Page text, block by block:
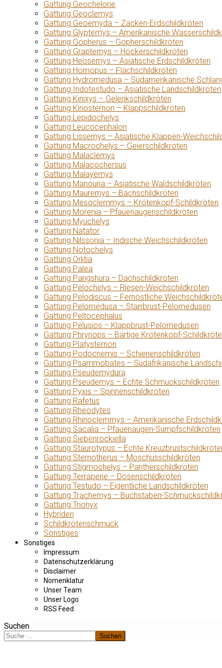
Gattung Geochelone
Gattung Geoclemys
Gattung Geoemyda – Zacken-Erdschildkröten
Gattung Glyptemys – Amerikanische
Gattung Gopherus – Gopherschildkröten
Gattung Graptemys – Höckerschildkröten
Gattung Heosemys – Asiatische Erdschildkröten
Gattung Homopus – Flachschildkröten
Gattung Hydromedusa – Südamerikanische
Gattung Indotestudo – Asiatische Landschildkröten
Gattung Kinixys – Gelenkschildkröten
Gattung Kinosternon – Klappschildkröten
Gattung Lepidochelys
Gattung Leucocephalon
Gattung Lissemys – Asiatische Klappen-
Gattung Macrochelys – Geierschildkröten
Gattung Malaclemys
Gattung Malacochersus
Gattung Malayemys
Gattung Manouria – Asiatische Waldschildkröten
Gattung Mauremys – Bachschildkröten
Gattung Mesoclemmys – Krötenkopf-Schildkröten
Gattung Morenia – Pfauenaugenschildkröten
Gattung Myuchelys
Gattung Natator
Gattung Nilssonia – Indische Weichschildkröten
Gattung Notochelys
Gattung Orlitia
Gattung Palea
Gattung Pangshura – Dachschildkröten
Gattung Pelochelys – Riesen-Weichschildkröten
Gattung Pelodiscus – Fernöstliche
Gattung Pelomedusa – Starrbrust-Pelomedusen
Gattung Peltocephalus
Gattung Pelusios – Klappbrust-Pelomedusen
Gattung Phrynops – Bärtige Krötenkopf-
Gattung Platysternon
Gattung Podocnemis – Schienenschildkröten
Gattung Psammobates – Südafrikanische
Gattung Pseudemydura
Gattung Pseudemys – Echte Schmuckschildkröten
Gattung Pyxis – Spinnenschildkröten
Gattung Rafetus
Gattung Rheodytes
Gattung Rhinoclemmys – Amerikanische
Gattung Sacalia – Pfauenaugen-Sumpfschildkröten
Gattung Siebenrockiella
Gattung Staurotypus – Echte
Gattung Sternotherus – Moschusschildkröten
Gattung Stigmochelys – Pantherschildkröten
Gattung Terrapene – Dosenschildkröten
Gattung Testudo – Eigentliche Landschildkröten
Gattung Trachemys – Buchstaben-
Gattung Trionyx
Hybriden
Schildkrötenschmuck
Sonstiges
Sonstiges
Impressum
Datenschutzerklärung
Disclaimer
Nomenklatur
Unser Team
Unser Logo
RSS Feed
Suchen
Suchen